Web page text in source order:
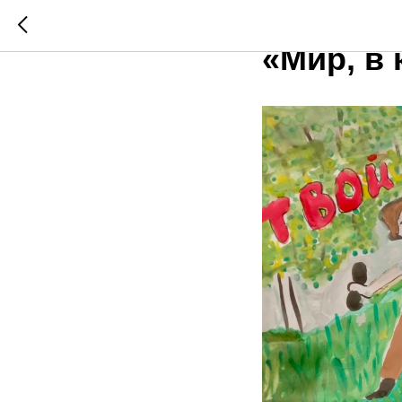
«Мир, в